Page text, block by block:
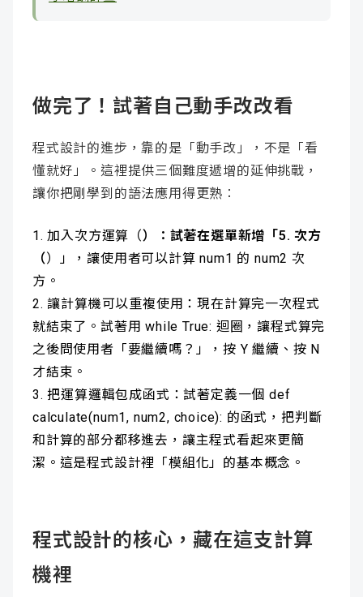
做完了！試著自己動手改改看
程式設計的進步，靠的是「動手改」，不是「看
懂就好」。這裡提供三個難度遞增的延伸挑戰，
讓你把剛學到的語法應用得更熟：
加入次方運算（ ）：試著在選單新增「5. 次方
（ ）」，讓使用者可以計算 num1 的 num2 次
方。
讓計算機可以重複使用：現在計算完一次程式
就結束了。試著用 while True: 迴圈，讓程式算完
之後問使用者「要繼續嗎？」，按 Y 繼續、按 N
才結束。
把運算邏輯包成函式：試著定義一個 def
calculate(num1, num2, choice): 的函式，把判斷
和計算的部分都移進去，讓主程式看起來更簡
潔。這是程式設計裡「模組化」的基本概念。
程式設計的核心，藏在這支計算
機裡